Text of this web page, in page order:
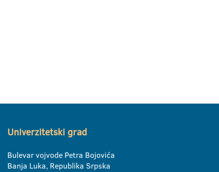
Univerzitetski grad
Bulevar vojvode Petra Bojovića
Banja Luka, Republika Srpska